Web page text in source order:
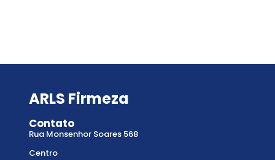
ARLS Firmeza
Contato
Rua Monsenhor Soares 568
Centro